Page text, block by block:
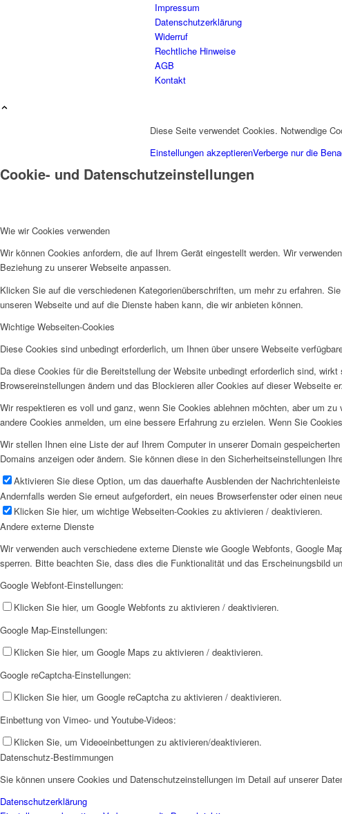
Impressum
Datenschutzerklärung
Widerruf
Rechtliche Hinweise
AGB
Kontakt
Diese Seite verwendet Cookies. Notwendige
Einstellungen akzeptierenVerberge nur die
Cookie- und Datenschutzeinstellungen
Wie wir Cookies verwenden
Wir können Cookies anfordern, die auf Ihrem Gerät eingestellt werden. Wir
Beziehung zu unserer Webseite anpassen.
Klicken Sie auf die verschiedenen Kategorienüberschriften, um mehr zu erfahren.
unseren Webseite und auf die Dienste haben kann, die wir anbieten können.
Wichtige Webseiten-Cookies
Diese Cookies sind unbedingt erforderlich, um Ihnen über unsere Webseite
Da diese Cookies für die Bereitstellung der Website unbedingt erforderlich sind,
Browsereinstellungen ändern und das Blockieren aller Cookies auf dieser Webseite
Wir respektieren es voll und ganz, wenn Sie Cookies ablehnen möchten, aber um
andere Cookies anmelden, um eine bessere Erfahrung zu erzielen. Wenn Sie
Wir stellen Ihnen eine Liste der auf Ihrem Computer in unserer Domain
Domains anzeigen oder ändern. Sie können diese in den Sicherheitseinstellungen
Aktivieren Sie diese Option, um das dauerhafte Ausblenden der
Andernfalls werden Sie erneut aufgefordert, ein neues Browserfenster oder einen
Klicken Sie hier, um wichtige Webseiten-Cookies zu aktivieren / deaktivieren.
Andere externe Dienste
Wir verwenden auch verschiedene externe Dienste wie Google Webfonts, Google
sperren. Bitte beachten Sie, dass dies die Funktionalität und das Erscheinungsbild
Google Webfont-Einstellungen:
Klicken Sie hier, um Google Webfonts zu aktivieren / deaktivieren.
Google Map-Einstellungen:
Klicken Sie hier, um Google Maps zu aktivieren / deaktivieren.
Google reCaptcha-Einstellungen:
Klicken Sie hier, um Google reCaptcha zu aktivieren / deaktivieren.
Einbettung von Vimeo- und Youtube-Videos:
Klicken Sie, um Videoeinbettungen zu aktivieren/deaktivieren.
Datenschutz-Bestimmungen
Sie können unsere Cookies und Datenschutzeinstellungen im Detail auf unserer
Datenschutzerklärung